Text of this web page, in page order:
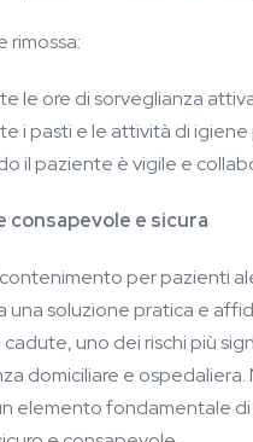
rimossa:
le ore di sorveglianza
i pasti e le attività di
il paziente è vigile e
consapevole e sicura
per pazienti
una soluzione pratica e
uno dei rischi più
domiciliare e ospedaliera.
elemento fondamentale